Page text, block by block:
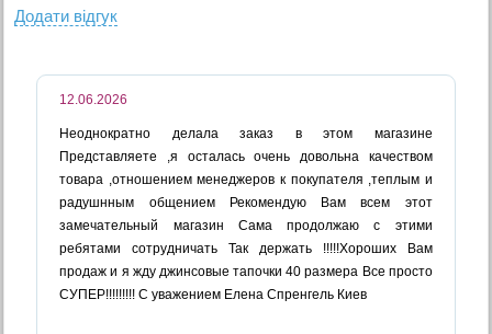
Додати вiдгук
12.06.2026
Неоднократно делала заказ в этом магазине
Представляете ,я осталась очень довольна качеством
товара ,отношением менеджеров к покупателя ,теплым и
радушнным общением Рекомендую Вам всем этот
замечательный магазин Сама продолжаю с этими
ребятами сотрудничать Так держать !!!!!Хороших Вам
продаж и я жду джинсовые тапочки 40 размера Все просто
СУПЕР!!!!!!!!! С уважением Елена Спренгель Киев